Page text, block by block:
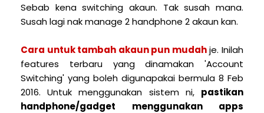
Sebab kena switching akaun. Tak susah mana.
Susah lagi nak manage 2 handphone 2 akaun kan.
Cara untuk tambah akaun pun mudahje. Inilah
features terbaru yang dinamakan 'Account
Switching' yang boleh digunapakai bermula 8 Feb
2016. Untuk menggunakan sistem ni, pastikan
handphone/gadget menggunakan apps